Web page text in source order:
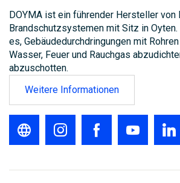
DOYMA ist ein führender Hersteller von
Brandschutzsystemen mit Sitz in
es, Gebäudedurchdringungen mit
Wasser, Feuer und Rauchgas
abzuschotten.
Weitere Informationen